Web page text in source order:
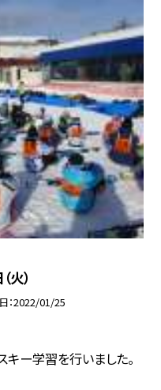
火）
2022/01/25
キー学習を行いました。